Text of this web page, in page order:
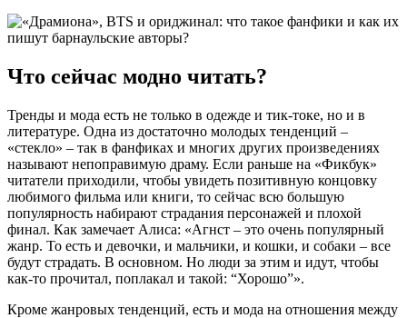
Что сейчас модно читать?
Тренды и мода есть не только в одежде и тик-токе, но и в
литературе. Одна из достаточно молодых тенденций –
«стекло» – так в фанфиках и многих других произведениях
называют непоправимую драму. Если раньше на «Фикбук»
читатели приходили, чтобы увидеть позитивную концовку
любимого фильма или книги, то сейчас всю большую
популярность набирают страдания персонажей и плохой
финал. Как замечает Алиса: «Агнст – это очень популярный
жанр. То есть и девочки, и мальчики, и кошки, и собаки – все
будут страдать. В основном. Но люди за этим и идут, чтобы
как-то прочитал, поплакал и такой: “Хорошо”».
Кроме жанровых тенденций, есть и мода на отношения между